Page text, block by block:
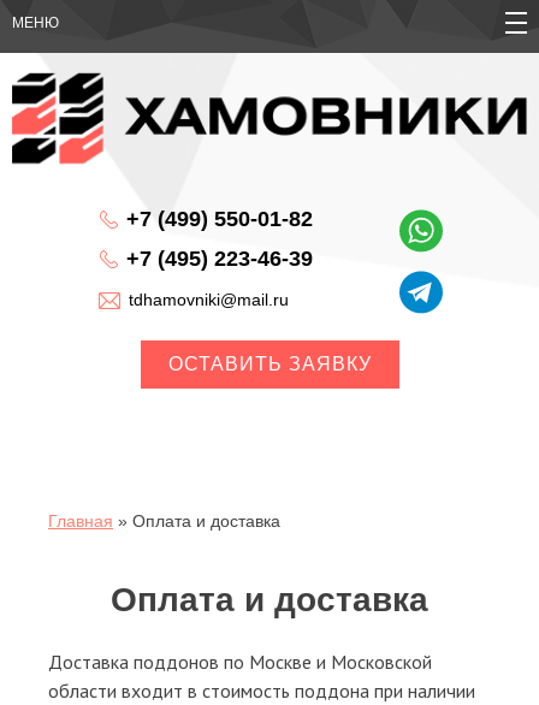
+7 (499) 550-01-82
+7 (495) 223-46-39
tdhamovniki@mail.ru
МЕНЮ
Главная » Оплата и доставка
Оплата и доставка
Доставка поддонов по Москве и Московской
области входит в стоимость поддона при наличии